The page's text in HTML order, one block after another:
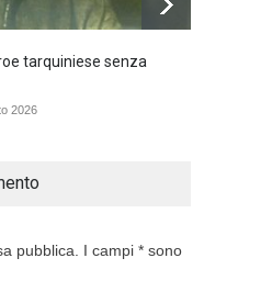
tarquiniese senza
2026
pubblica. I campi * sono